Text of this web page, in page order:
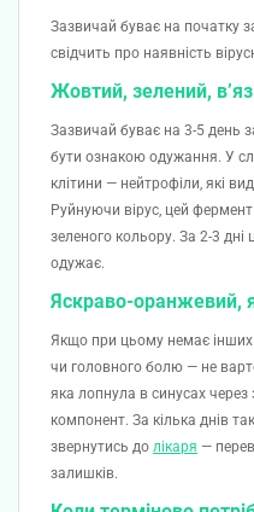
Зазвичай буває на початку
свідчить про наявність
Жовтий, зелений,
Зазвичай буває на 3-5 день
бути ознакою одужання. У
клітини — нейтрофіли, які
Руйнуючи вірус, цей
зеленого кольору. За 2-3 дні
одужає.
Яскраво-оранжевий,
Якщо при цьому немає
чи головного болю — не
яка лопнула в синусах через
компонент. За кілька днів
звернутись до лікаря —
залишків.